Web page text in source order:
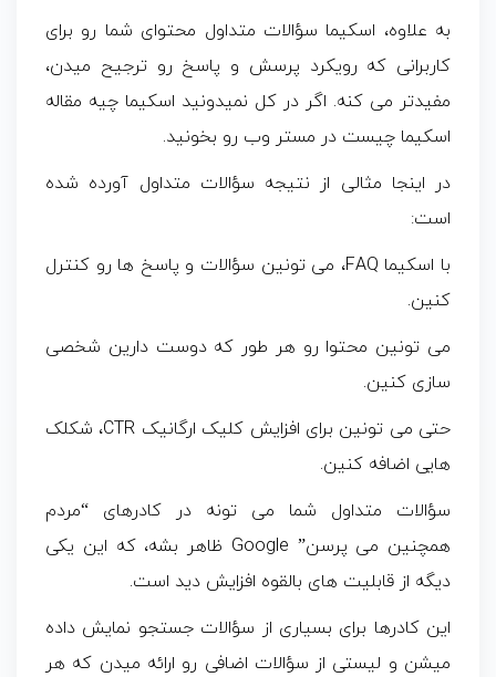
به علاوه، اسکیما سؤالات متداول محتوای شما رو برای
کاربرانی که رویکرد پرسش و پاسخ رو ترجیح میدن،
مفیدتر می کنه. اگر در کل نمیدونید اسکیما چیه مقاله
اسکیما چیست در مستر وب رو بخونید.
در اینجا مثالی از نتیجه سؤالات متداول آورده شده
است:
با اسکیما FAQ، می تونین سؤالات و پاسخ ها رو کنترل
کنین.
می تونین محتوا رو هر طور که دوست دارین شخصی
سازی کنین.
حتی می تونین برای افزایش کلیک ارگانیک CTR، شکلک
هایی اضافه کنین.
سؤالات متداول شما می تونه در کادرهای “مردم
همچنین می پرسن” Google ظاهر بشه، که این یکی
دیگه از قابلیت های بالقوه افزایش دید است.
این کادرها برای بسیاری از سؤالات جستجو نمایش داده
میشن و لیستی از سؤالات اضافی رو ارائه میدن که هر